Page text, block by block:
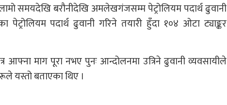
समयदेखि बरौनीदेखि अमलेखगंजसम्म पेट्रोलियम पदार्थ ढुवानी
पदार्थ ढुवानी गरिने तयारी हुँदा १०४ ओटा ट्याङ्कर
माग पूरा नभए पुनः आन्दोलनमा उत्रिने ढुवानी व्यवसायीले
यस्तो बताएका थिए ।